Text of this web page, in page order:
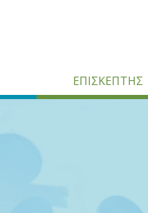
ΕΠΙΣΚΕΠΤΗΣ